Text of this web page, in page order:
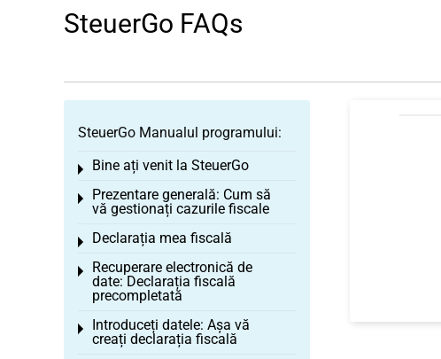
SteuerGo FAQs
SteuerGo Manualul programului:
Bine ați venit la SteuerGo
Toggle menu
Prezentare generală: Cum să
vă gestionați cazurile fiscale
Toggle menu
Declarația mea fiscală
Toggle menu
Recuperare electronică de
date: Declarația fiscală
precompletată
Toggle menu
Introduceți datele: Așa vă
creați declarația fiscală
Toggle menu